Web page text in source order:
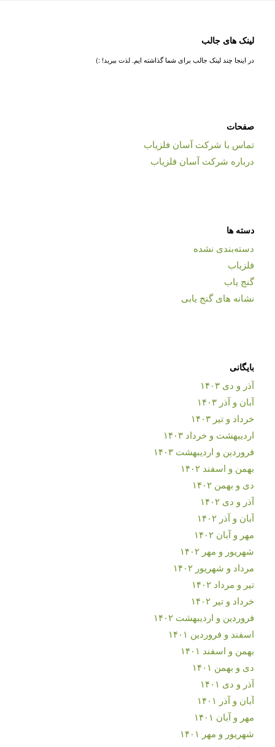
لینک های جالب
در اینجا چند لینک جالب برای شما گذاشته ایم. لذت ببرید! :)
صفحات
تماس با شرکت آسان فلزیاب
درباره شرکت آسان فلزیاب
دسته ها
دسته‌بندی نشده
فلزیاب
گنج یاب
نشانه های گنج یابی
بایگانی
آذر و دی ۱۴۰۳
آبان و آذر ۱۴۰۳
خرداد و تیر ۱۴۰۳
اردیبهشت و خرداد ۱۴۰۳
فروردین و اردیبهشت ۱۴۰۳
بهمن و اسفند ۱۴۰۲
دی و بهمن ۱۴۰۲
آذر و دی ۱۴۰۲
آبان و آذر ۱۴۰۲
مهر و آبان ۱۴۰۲
شهریور و مهر ۱۴۰۲
مرداد و شهریور ۱۴۰۲
تیر و مرداد ۱۴۰۲
خرداد و تیر ۱۴۰۲
فروردین و اردیبهشت ۱۴۰۲
اسفند و فروردین ۱۴۰۱
بهمن و اسفند ۱۴۰۱
دی و بهمن ۱۴۰۱
آذر و دی ۱۴۰۱
آبان و آذر ۱۴۰۱
مهر و آبان ۱۴۰۱
شهریور و مهر ۱۴۰۱